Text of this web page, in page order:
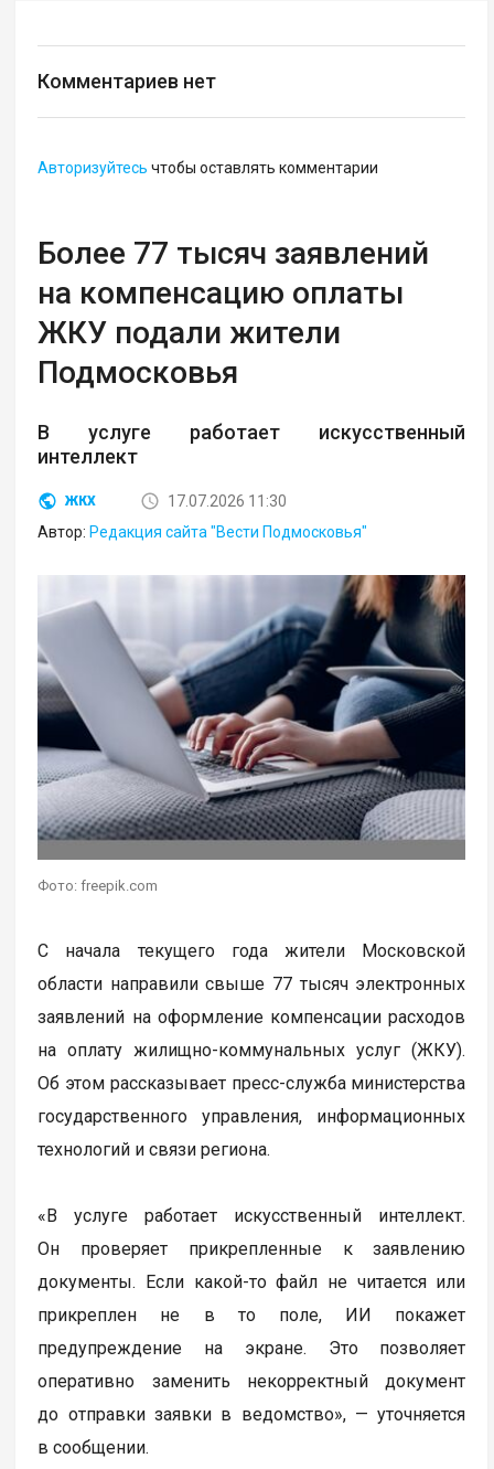
Комментариев нет
Авторизуйтесь чтобы оставлять комментарии
Более 77 тысяч заявлений
на компенсацию оплаты
ЖКУ подали жители
Подмосковья
В услуге работает искусственный
интеллект
ЖКХ
17.07.2026 11:30
Автор:Редакция сайта "Вести Подмосковья"
Фото: freepik.com
С начала текущего года жители Московской
области направили свыше 77 тысяч электронных
заявлений на оформление компенсации расходов
на оплату жилищно-коммунальных услуг (ЖКУ).
Об этом рассказывает пресс-служба министерства
государственного управления, информационных
технологий и связи региона.
«В услуге работает искусственный интеллект.
Он проверяет прикрепленные к заявлению
документы. Если какой-то файл не читается или
прикреплен не в то поле, ИИ покажет
предупреждение на экране. Это позволяет
оперативно заменить некорректный документ
до отправки заявки в ведомство», — уточняется
в сообщении.